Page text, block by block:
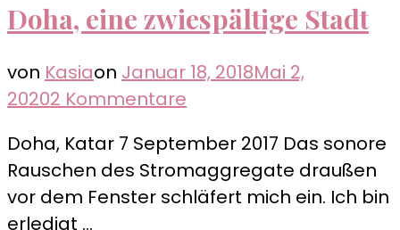
Doha, eine zwiespältige Stadt
von Kasiaon Januar 18, 2018Mai 2,
20202 Kommentare
eine
zwiespältige
Stadt
Doha, Katar 7 September 2017 Das sonore
Rauschen des Stromaggregate draußen
vor dem Fenster schläfert mich ein. Ich bin
erledigt …